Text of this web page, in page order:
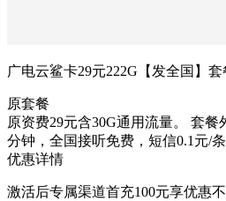
广电云鲨卡29元222G【发全国】套
原套餐
原资费29元含30G通用流量。 套餐
分钟，全国接听免费，短信0.1元/条
优惠详情
激活后专属渠道首充100元享优惠